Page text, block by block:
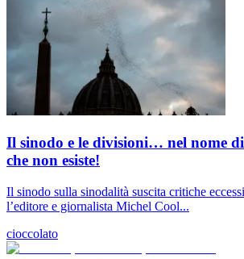
Il sinodo e le divisioni… nel nome
che non esiste!
Il sinodo sulla sinodalità suscita critiche
l’editore e giornalista Michel Cool...
cioccolato